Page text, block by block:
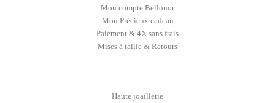
Mon compte Bellonor
Mon Précieux cadeau
Paiement & 4X sans frais
Mises à taille & Retours
Haute joaillerie